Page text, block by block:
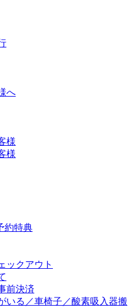
へ
様
様
約特典
ックアウト
前決済
いる／車椅子／酸素吸入器搬